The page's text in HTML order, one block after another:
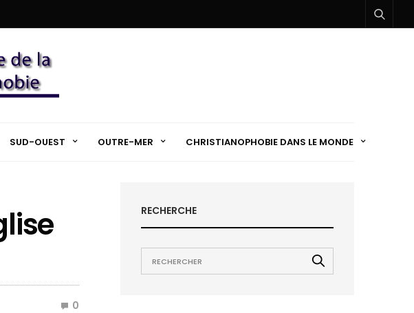
SUD-OUEST OUTRE-MER CHRISTIANOPHOBIE DANS LE MONDE
0
RECHERCHE